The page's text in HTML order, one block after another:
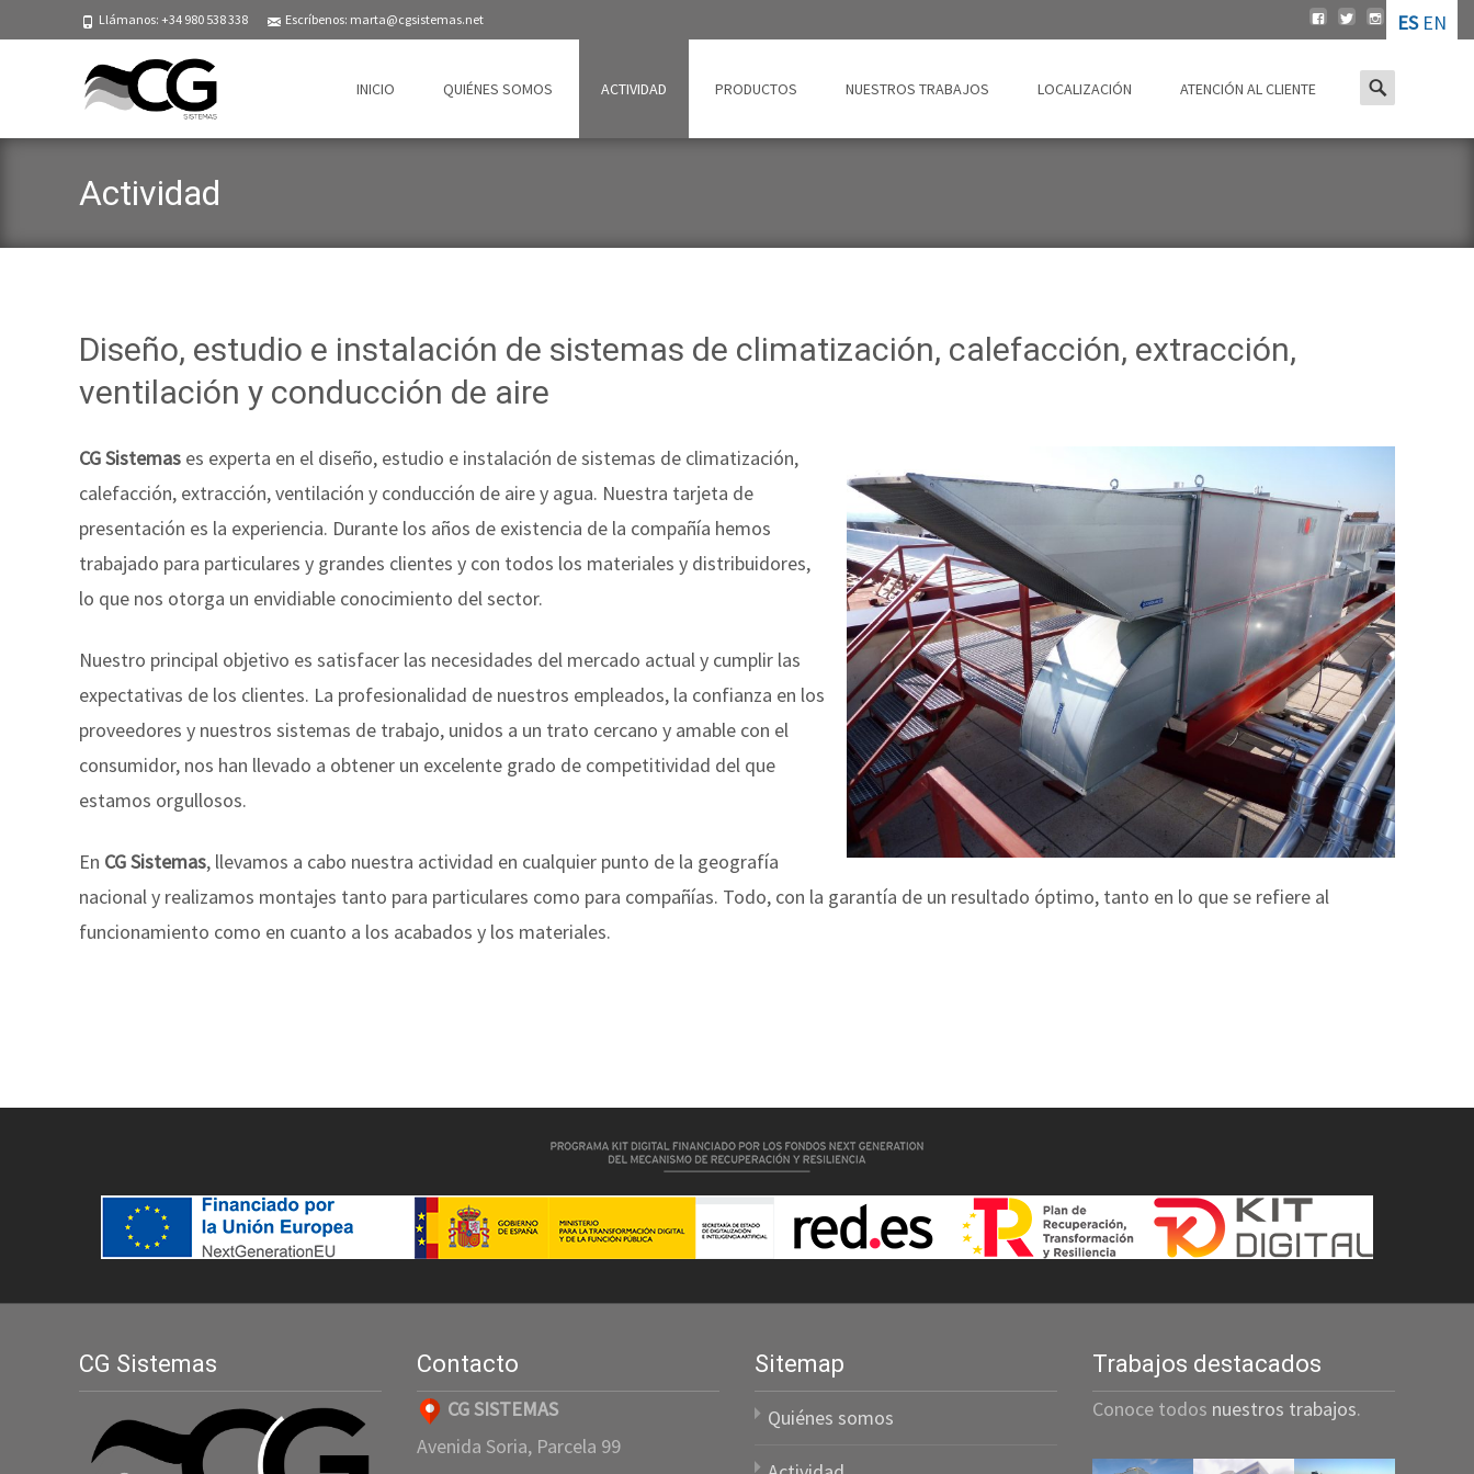
Llámanos: +34 980 538 338 Escríbenos: marta@cgsistemas.net
INICIO QUIÉNES SOMOS ACTIVIDAD PRODUCTOS NUESTROS TRABAJOS LOCALIZACIÓN ATENCIÓN AL CLIENTE
Buscar
Actividad
Diseño, estudio e instalación de sistemas de climatización, calefacción, extracción,
ventilación y conducción de aire
CG Sistemas es experta en el diseño, estudio e instalación de sistemas de climatización,
calefacción, extracción, ventilación y conducción de aire y agua. Nuestra tarjeta de
presentación es la experiencia. Durante los años de existencia de la compañía hemos
trabajado para particulares y grandes clientes y con todos los materiales y distribuidores,
lo que nos otorga un envidiable conocimiento del sector.
Nuestro principal objetivo es satisfacer las necesidades del mercado actual y cumplir las
expectativas de los clientes. La profesionalidad de nuestros empleados, la confianza en los
proveedores y nuestros sistemas de trabajo, unidos a un trato cercano y amable con el
consumidor, nos han llevado a obtener un excelente grado de competitividad del que
estamos orgullosos.
En CG Sistemas, llevamos a cabo nuestra actividad en cualquier punto de la geografía
nacional y realizamos montajes tanto para particulares como para compañías. Todo, con la garantía de un resultado óptimo, tanto en lo que se refiere al
funcionamiento como en cuanto a los acabados y los materiales.
CG Sistemas Contacto
CG SISTEMAS
Avenida Soria, Parcela 99
Sitemap
Quiénes somos
Trabajos destacados
Conoce todos nuestros trabajos.
ES EN